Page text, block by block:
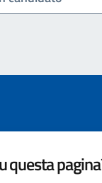
questa